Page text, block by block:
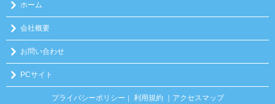
ホーム
会社概要
お問い合わせ
PCサイト
プライバシーポリシー 利用規約 ｜アクセスマップ